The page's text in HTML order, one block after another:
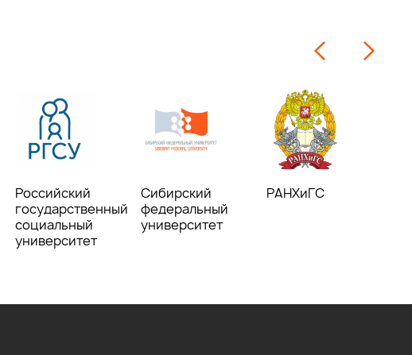
Российский
государственный
социальный
университет
Сибирский
федеральный
университет
РАНХиГС